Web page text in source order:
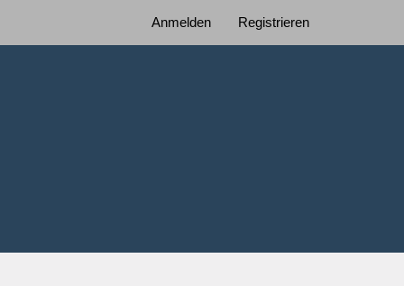
Anmelden Registrieren